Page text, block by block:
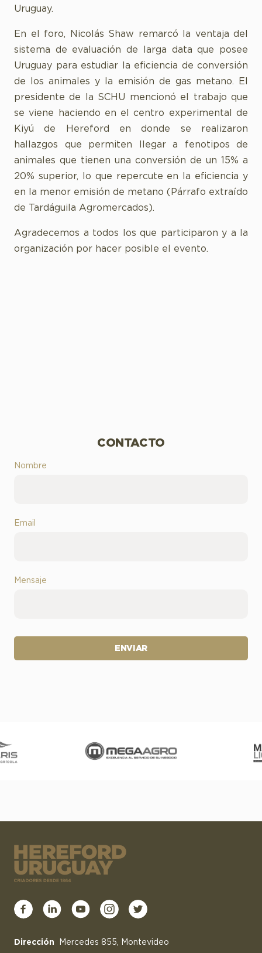
Uruguay.
En el foro, Nicolás Shaw remarcó la ventaja del
sistema de evaluación de larga data que posee
Uruguay para estudiar la eficiencia de conversión
de los animales y la emisión de gas metano. El
presidente de la SCHU mencionó el trabajo que
se viene haciendo en el centro experimental de
Kiyú de Hereford en donde se realizaron
hallazgos que permiten llegar a fenotipos de
animales que tienen una conversión de un 15% a
20% superior, lo que repercute en la eficiencia y
en la menor emisión de metano (Párrafo extraído
de Tardáguila Agromercados).
Agradecemos a todos los que participaron y a la
organización por hacer posible el evento.
CONTACTO
Nombre
Email
Mensaje
ENVIAR
Dirección Mercedes 855, Montevideo